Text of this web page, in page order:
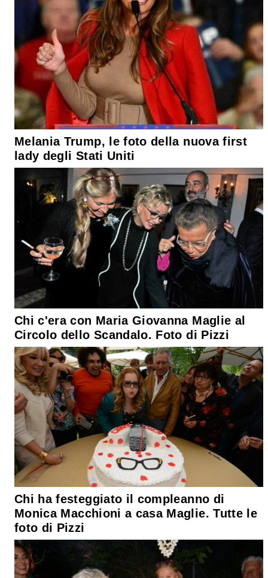
Melania Trump, le foto della nuova first
lady degli Stati Uniti
Chi c'era con Maria Giovanna Maglie al
Circolo dello Scandalo. Foto di Pizzi
Chi ha festeggiato il compleanno di
Monica Macchioni a casa Maglie. Tutte le
foto di Pizzi